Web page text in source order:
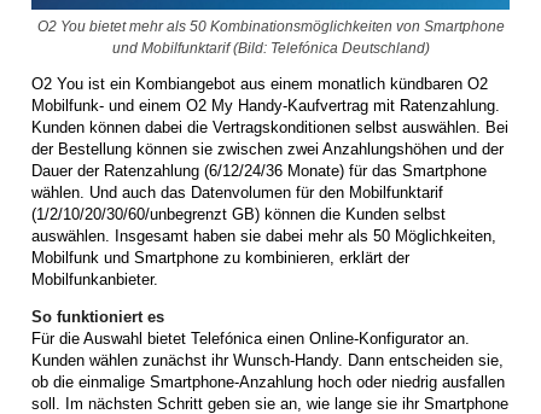
O2 You bietet mehr als 50 Kombinationsmöglichkeiten von Smartphone
und Mobilfunktarif (Bild: Telefónica Deutschland)
O2 You ist ein Kombiangebot aus einem monatlich kündbaren O2
Mobilfunk- und einem O2 My Handy-Kaufvertrag mit Ratenzahlung.
Kunden können dabei die Vertragskonditionen selbst auswählen. Bei
der Bestellung können sie zwischen zwei Anzahlungshöhen und der
Dauer der Ratenzahlung (6/12/24/36 Monate) für das Smartphone
wählen. Und auch das Datenvolumen für den Mobilfunktarif
(1/2/10/20/30/60/unbegrenzt GB) können die Kunden selbst
auswählen. Insgesamt haben sie dabei mehr als 50 Möglichkeiten,
Mobilfunk und Smartphone zu kombinieren, erklärt der
Mobilfunkanbieter.
So funktioniert es
Für die Auswahl bietet Telefónica einen Online-Konfigurator an.
Kunden wählen zunächst ihr Wunsch-Handy. Dann entscheiden sie,
ob die einmalige Smartphone-Anzahlung hoch oder niedrig ausfallen
soll. Im nächsten Schritt geben sie an, wie lange sie ihr Smartphone